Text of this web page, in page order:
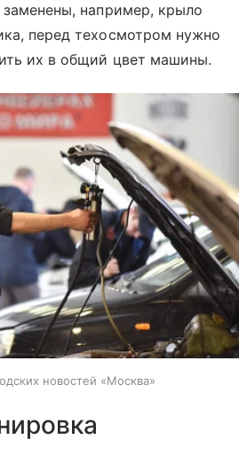
например, крыло
перед техосмотром нужно
их в общий цвет машины.
новостей «Москва»